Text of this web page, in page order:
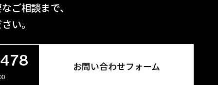
ご相談まで、
い。
お問い合わせフォーム